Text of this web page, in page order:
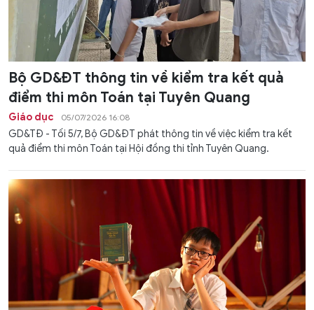
Bộ GD&ĐT thông tin về kiểm tra kết quả
điểm thi môn Toán tại Tuyên Quang
Giáo dục 05/07/2026 16:08
GD&TĐ - Tối 5/7, Bộ GD&ĐT phát thông tin về việc kiểm tra kết
quả điểm thi môn Toán tại Hội đồng thi tỉnh Tuyên Quang.